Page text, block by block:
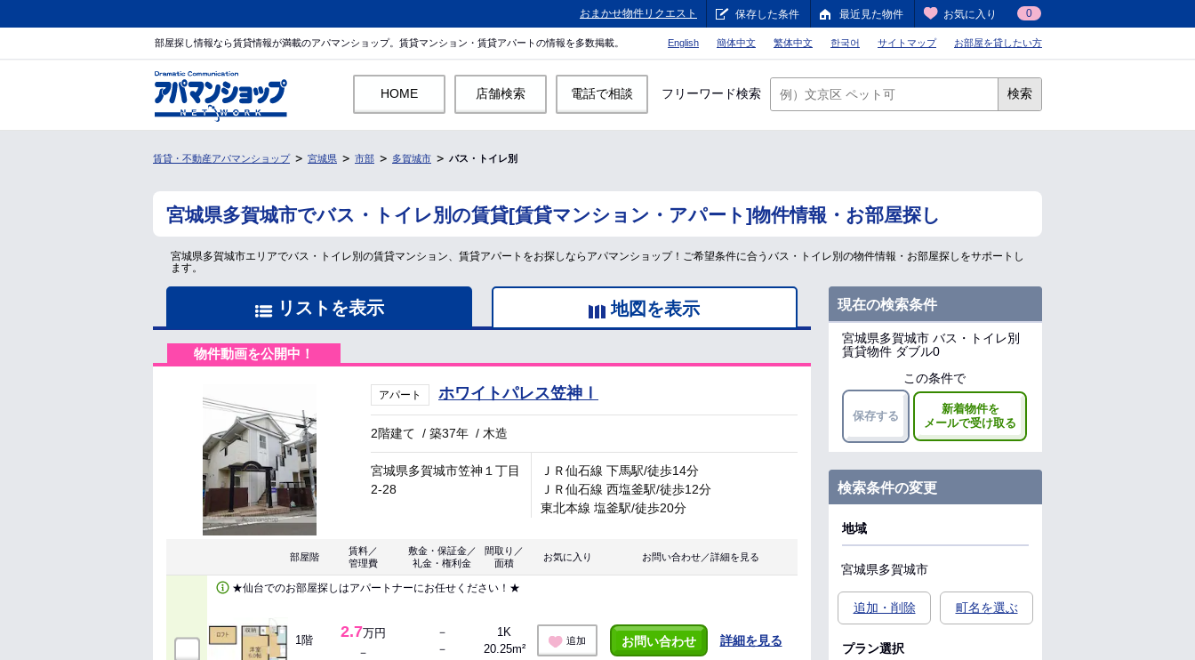
おまかせ物件リクエスト 保存した条件 最近見た物件 お気に入り 0
部屋探し情報なら賃貸情報が満載のアパマンショップ。賃貸マンション・賃貸アパートの情報を多数掲載。 English 簡体中文 繁体中文 한국어 サイトマップ お部屋を貸したい方
HOME 店舗検索 電話で相談 フリーワード検索 検索
賃貸・不動産アパマンショップ 宮城県 市部 多賀城市 バス・トイレ別
宮城県多賀城市でバス・トイレ別の賃貸[賃貸マンション・アパート]物件情報・お部屋探し
宮城県多賀城市エリアでバス・トイレ別の賃貸マンション、賃貸アパートをお探しならアパマンショップ！ご希望条件に合うバス・トイレ別の物件情報・お部屋探しをサポートし
ます。
リストを表示 地図を表示
物件動画を公開中！
アパート ホワイトパレス笠神Ⅰ
2階建て /築37年 / 木造
宮城県多賀城市笠神１丁目
2-28
ＪＲ仙石線 下馬駅/徒歩14分
ＪＲ仙石線 西塩釜駅/徒歩12分
東北本線 塩釜駅/徒歩20分
部屋階
賃料／
管理費
敷金・保証金／
礼金・権利金
間取り／
面積
お気に入り お問い合わせ／詳細を見る
★仙台でのお部屋探しはアパートナーにお任せください！★
1階 2.7万円
－
－
－
1K
20.25m²
追加 お問い合わせ 詳細を見る
現在の検索条件
宮城県多賀城市 バス・トイレ別
賃貸物件 ダブル0
この条件で
保存する
新着物件を
メールで受け取る
検索条件の変更
地域
宮城県多賀城市
追加・削除 町名を選ぶ
プラン選択